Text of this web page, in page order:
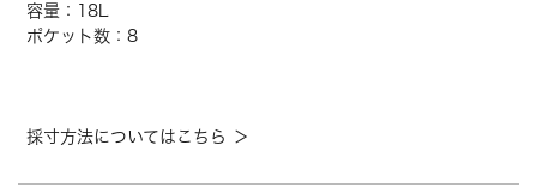
容量：18L
ポケット数：8
採寸方法についてはこちら ＞